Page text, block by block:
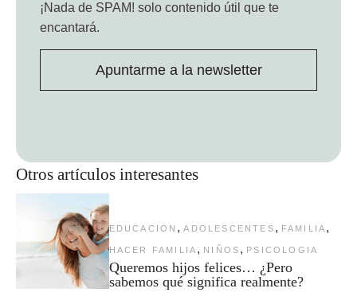
Otros artículos interesantes
EDUCACION , ADOLESCENTES , FAMILIA ,
HACER FAMILIA , NIÑOS , PSICOLOGIA
Queremos hijos felices… ¿Pero
sabemos qué significa realmente?
¡Nada de SPAM! solo contenido útil que te
encantará.
Apuntarme a la newsletter